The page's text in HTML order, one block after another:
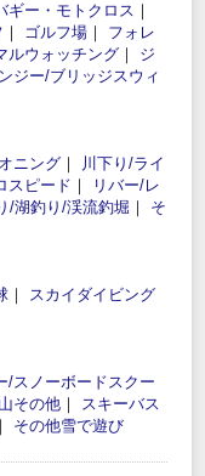
ギー・モトクロス ｜
｜ ゴルフ場 ｜ フォレ
ルウォッチング ｜ ジ
ジー/ブリッジスウィ
ニング ｜
川下り/ライ
スピード ｜
リバー/レ
/湖釣り/渓流釣堀 ｜ そ
｜ スカイダイビング
/スノーボードスクー
その他 ｜ スキーバス
｜ その他雪で遊び